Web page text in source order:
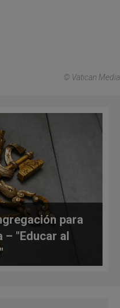
© Vatican Media
para
– "Educar al